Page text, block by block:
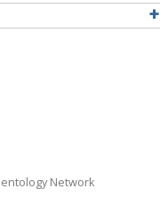
Network